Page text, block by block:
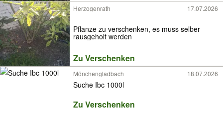
Herzogenrath 17.07.2026
Pflanze zu verschenken, es muss selber
rausgeholt werden
Zu Verschenken
Mönchengladbach 18.07.2026
Suche Ibc 1000l
Zu Verschenken